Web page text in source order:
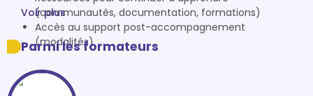
(communautés, documentation, formations)
Accès au support post-accompagnement
(modalités)
Voir plus
Parmi les formateurs